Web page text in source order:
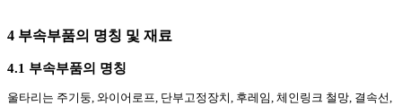
4 부속부품의 명칭 및 재료
4.1 부속부품의 명칭
울타리는 주기둥, 와이어로프, 단부고정장치, 후레임, 체인링크 철망, 결속선,